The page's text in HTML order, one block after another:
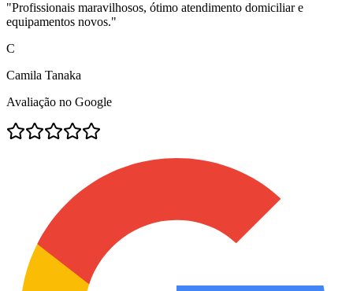
"Profissionais maravilhosos, ótimo atendimento domiciliar e
equipamentos novos."
C
Camila Tanaka
Avaliação no Google